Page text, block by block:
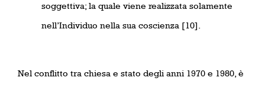
soggettiva; la quale viene realizzata solamente
nell’Individuo nella sua coscienza [10].
Nel conflitto tra chiesa e stato degli anni 1970 e 1980, è